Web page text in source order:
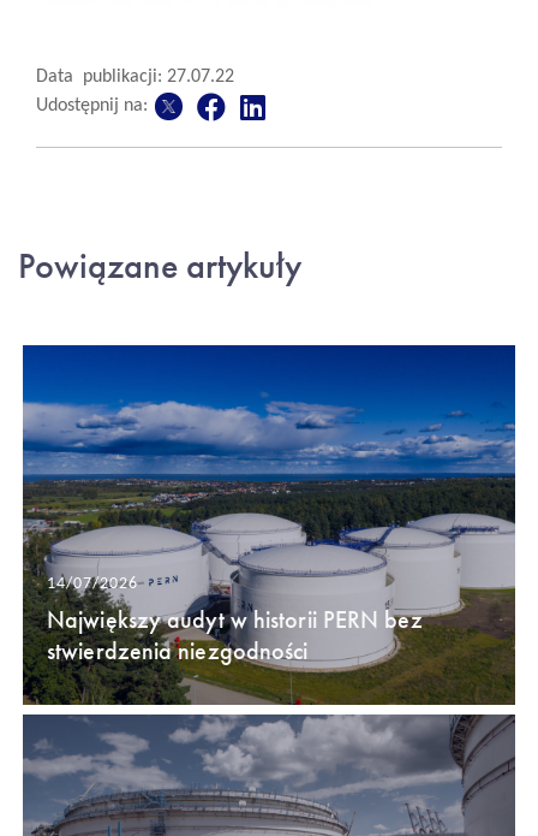
Data publikacji: 27.07.22
Udostępnij na:
Powiązane artykuły
14/07/2026
Największy audyt w historii PERN bez
stwierdzenia niezgodności